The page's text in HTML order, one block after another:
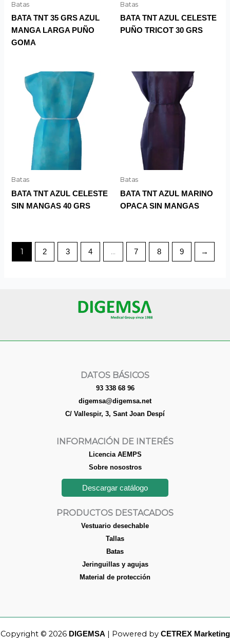
Batas
BATA TNT 35 GRS AZUL
MANGA LARGA PUÑO
GOMA
Batas
BATA TNT AZUL CELESTE
PUÑO TRICOT 30 GRS
Batas
BATA TNT AZUL CELESTE
SIN MANGAS 40 GRS
Batas
BATA TNT AZUL MARINO
OPACA SIN MANGAS
1 2 3 4 … 7 8 9 →
DATOS BÁSICOS
93 338 68 96
digemsa@digemsa.net
C/ Vallespir, 3, Sant Joan Despí
INFORMACIÓN DE INTERÉS
Licencia AEMPS
Sobre nosostros
Descargar catálogo
PRODUCTOS DESTACADOS
Vestuario desechable
Tallas
Batas
Jeringuillas y agujas
Material de protección
Copyright © 2026 DIGEMSA| Powered by CETREX Marketing